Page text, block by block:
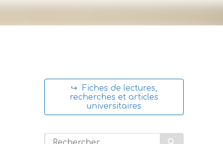
↪ Fiches de lectures,
recherches et articles
universitaires